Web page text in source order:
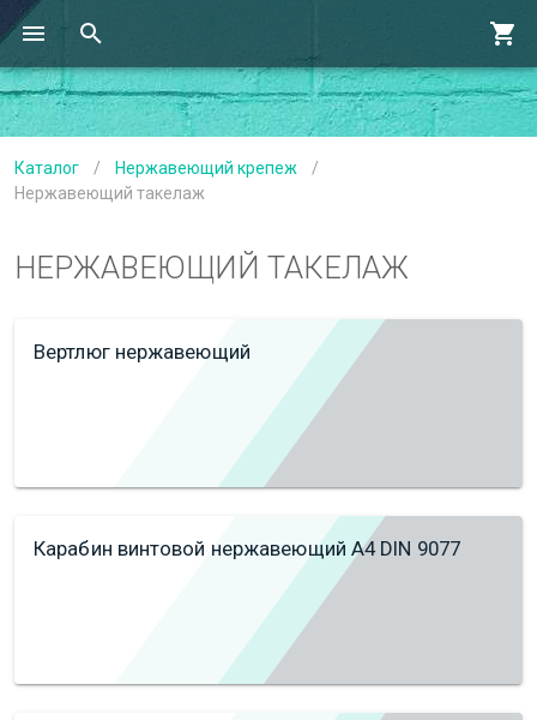
Каталог / Нержавеющий крепеж
/
Нержавеющий такелаж
НЕРЖАВЕЮЩИЙ ТАКЕЛАЖ
Вертлюг нержавеющий
Карабин винтовой нержавеющий А4 DIN 9077